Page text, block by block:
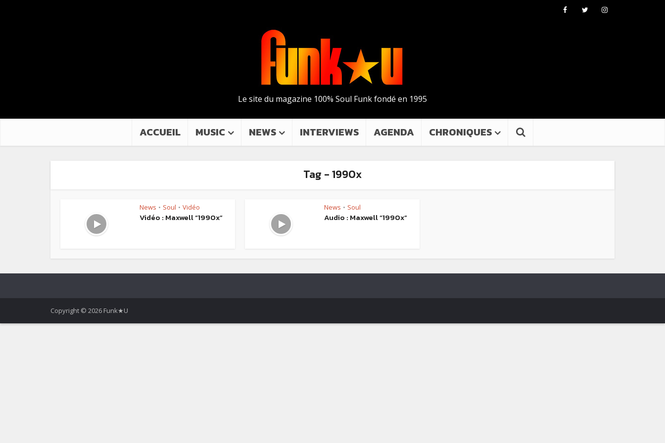
Le site du magazine 100% Soul Funk fondé en 1995
ACCUEIL MUSIC NEWS INTERVIEWS AGENDA CHRONIQUES
Tag - 1990x
News • Soul • Vidéo
Vidéo : Maxwell “1990x”
News • Soul
Audio : Maxwell “1990x”
Copyright © 2026 Funk★U